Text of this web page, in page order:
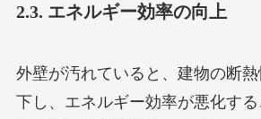
2.3. エネルギー効率の向上
外壁が汚れていると、建物の断
下し、エネルギー効率が悪化する